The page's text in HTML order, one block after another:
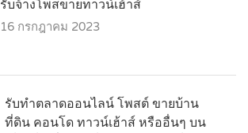
รับจ้างโพสขายทาวน์เฮ้าส์
16 กรกฎาคม 2023
รับทำตลาดออนไลน์ โพสต์ ขายบ้าน
ที่ดิน คอนโด ทาวน์เฮ้าส์ หรืออื่นๆ บน